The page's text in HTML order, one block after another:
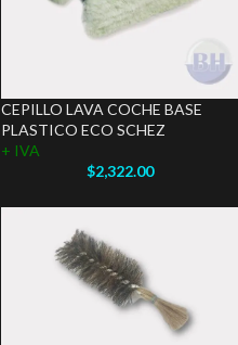
CEPILLO LAVA COCHE BASE
PLASTICO ECO SCHEZ
+ IVA
$2,322.00